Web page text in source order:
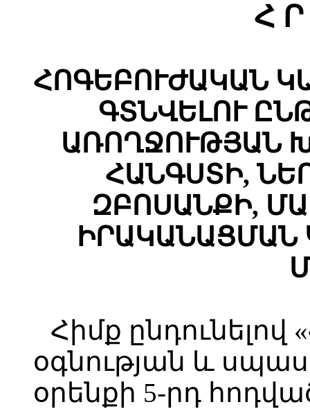
Հ
ՀՈԳԵԲՈՒԺԱԿԱՆ
ԳՏՆՎԵԼՈՒ
ԱՌՈՂՋՈՒԹՅԱՆ
ՀԱՆԳՍՏԻ,
ԶԲՈՍԱՆՔԻ,
ԻՐԱԿԱՆԱՑՄԱՆ
Հիմք
օգնության և
օրենքի 5-րդ